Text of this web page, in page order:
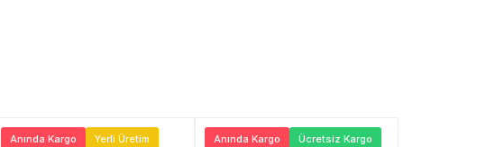
Anında Kargo
Yerli Üretim
Anında Kargo
Ücretsiz Kargo